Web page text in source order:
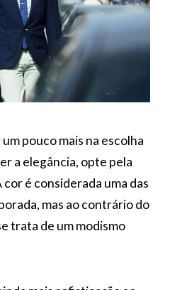
pouco mais na escolha
a elegância, opte pela
é considerada uma das
mas ao contrário do
trata de um modismo